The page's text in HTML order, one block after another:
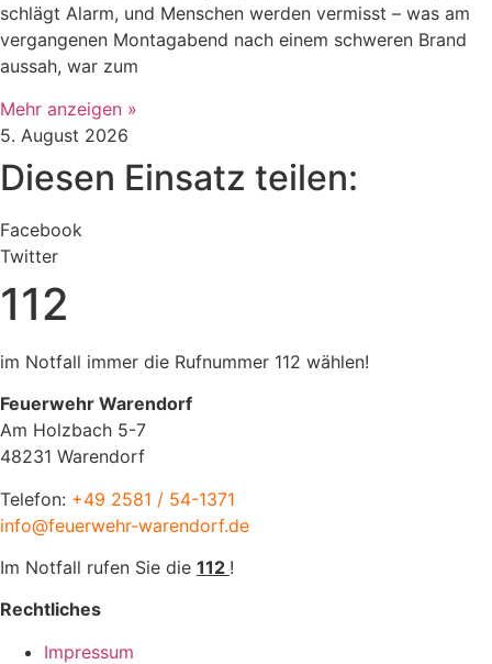
schlägt Alarm, und Menschen werden vermisst – was am
vergangenen Montagabend nach einem schweren Brand
aussah, war zum
Mehr anzeigen »
5. August 2026
Diesen Einsatz teilen:
Facebook
Twitter
112
im Notfall immer die Rufnummer 112 wählen!
Feuerwehr Warendorf
Am Holzbach 5-7
48231 Warendorf
Telefon: +49 2581 / 54-1371
info@feuerwehr-warendorf.de
Im Notfall rufen Sie die 112 !
Rechtliches
Impressum